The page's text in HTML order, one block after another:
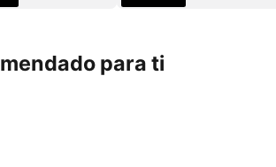
para ti